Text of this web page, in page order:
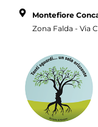
Montefiore
Zona Falda - Via